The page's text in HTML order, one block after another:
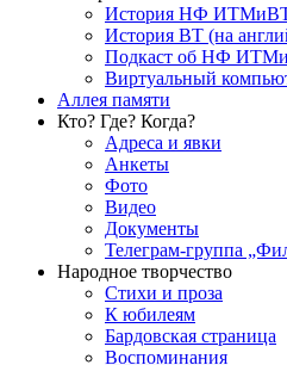
История НФ
История ВТ (на
Подкаст об НФ
Виртуальный
Аллея памяти
Кто? Где? Когда?
Адреса и явки
Анкеты
Фото
Видео
Документы
Телеграм-группа
Народное творчество
Стихи и проза
К юбилеям
Бардовская страница
Воспоминания